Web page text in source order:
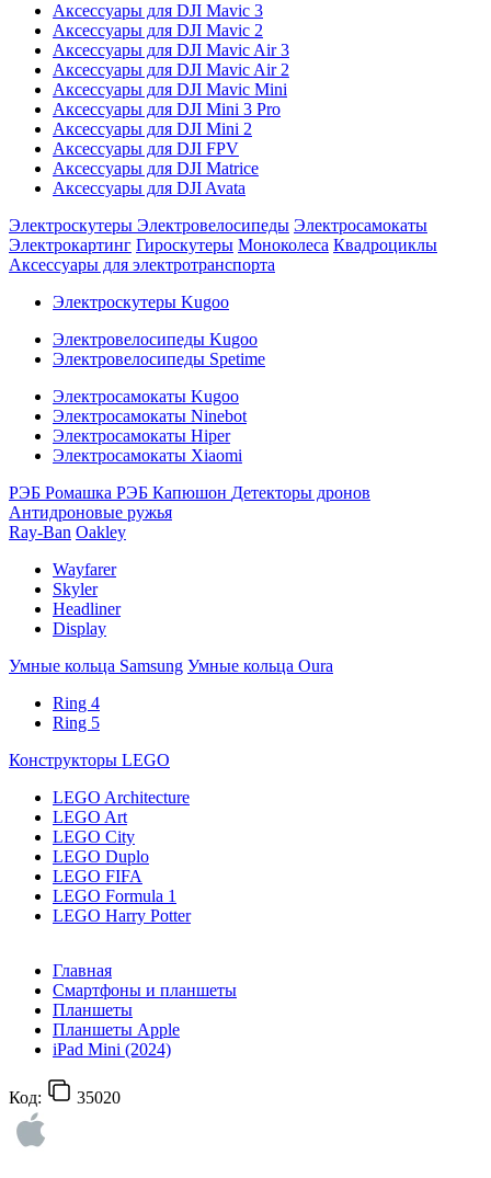
Аксессуары для DJI Mavic 3
Аксессуары для DJI Mavic 2
Аксессуары для DJI Mavic Air 3
Аксессуары для DJI Mavic Air 2
Аксессуары для DJI Mavic Mini
Аксессуары для DJI Mini 3 Pro
Аксессуары для DJI Mini 2
Аксессуары для DJI FPV
Аксессуары для DJI Matrice
Аксессуары для DJI Avata
Электроскутеры Электровелосипеды Электросамокаты
Электрокартинг Гироскутеры Моноколеса Квадроциклы
Аксессуары для электротранспорта
Электроскутеры Kugoo
Электровелосипеды Kugoo
Электровелосипеды Spetime
Электросамокаты Kugoo
Электросамокаты Ninebot
Электросамокаты Hiper
Электросамокаты Xiaomi
РЭБ Ромашка РЭБ Капюшон Детекторы дронов
Антидроновые ружья
Ray-Ban Oakley
Wayfarer
Skyler
Headliner
Display
Умные кольца Samsung Умные кольца Oura
Ring 4
Ring 5
Конструкторы LEGO
LEGO Architecture
LEGO Art
LEGO City
LEGO Duplo
LEGO FIFA
LEGO Formula 1
LEGO Harry Potter
Главная
Смартфоны и планшеты
Планшеты
Планшеты Apple
iPad Mini (2024)
Код: 35020